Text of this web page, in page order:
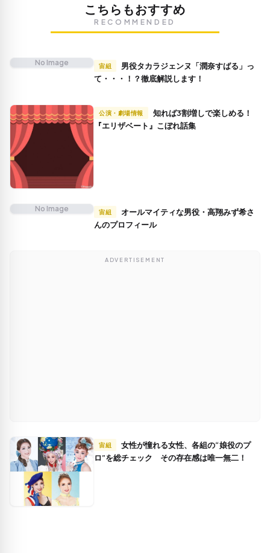
こちらもおすすめ
RECOMMENDED
No Image 宙組
て・・・！？徹底解説します！
公演・劇場情報
『エリザベート』こぼれ話集
No Image 宙組
んのプロフィール
ADVERTISEMENT
宙組
ロ”を総チェック その存在感は唯一無二！